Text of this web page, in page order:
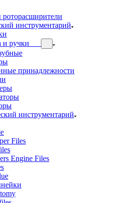
роторасширители
инструментарий
и ручки
принадлежности
инструментарий
Files
Engine Files